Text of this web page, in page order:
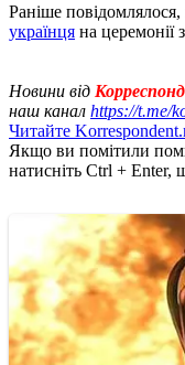
Раніше
українця на церемонії
Новини від
наш канал https://t.me/
Читайте
Якщо ви помітили
натисніть Ctrl + Enter,